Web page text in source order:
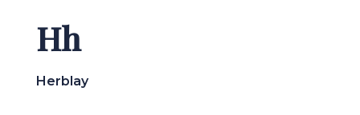
Hh
Herblay